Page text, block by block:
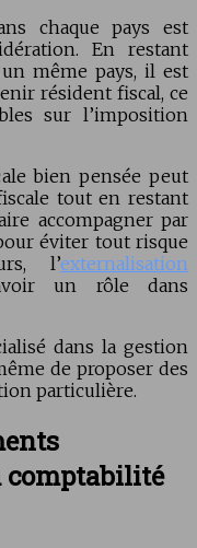
chaque pays est
En restant
même pays, il est
résident fiscal, ce
sur l’imposition
bien pensée peut
tout en restant
accompagner par
éviter tout risque
l’externalisation
un rôle dans
dans la gestion
de proposer des
particulière.